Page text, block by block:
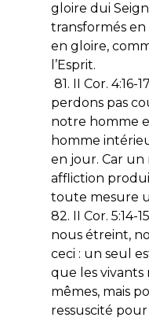
gloire dui
transformés
en gloire,
l’Esprit.
81. II Cor. 4:16-
perdons pas
notre homme
homme
en jour. Car
affliction
toute mesure
82. II Cor. 5:14-
nous étreint,
ceci : un seul
que les
mêmes, mais
ressuscité